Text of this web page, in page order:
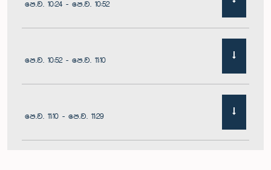
පෙ.ව. 10:24 - පෙ.ව. 10:52
පෙ.ව. 10:52 - පෙ.ව. 11:10
පෙ.ව. 11:10 - පෙ.ව. 11:29